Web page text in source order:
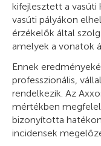
kifejlesztett a vasúti
vasúti pályákon
érzékelők által
amelyek a vonatok
Ennek
professzionális,
rendelkezik. Az
mértékben
bizonyította
incidensek